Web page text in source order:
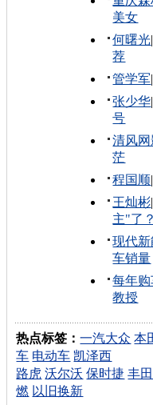
美女
何曙光|
荐
管学军|
张少华|
号
清风网
茫
程国顺|
王灿彬|
主"了？
现代
车销量
每年
教授
热点标签：一汽大众 本
车 电动车 凯泽西
路虎 沃尔沃 保时捷 丰
燃 以旧换新